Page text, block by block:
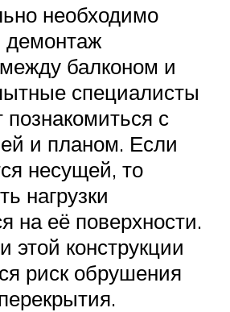
необходимо
демонтаж
балконом и
специалисты
с
и планом. Если
несущей, то
нагрузки
на её поверхности.
этой конструкции
риск обрушения